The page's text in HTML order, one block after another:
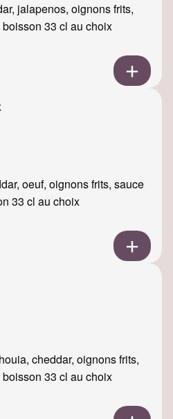
jalapenos, oignons frits,
33 cl au choix
oeuf, oignons frits, sauce
33 cl au choix
cheddar, oignons frits,
33 cl au choix